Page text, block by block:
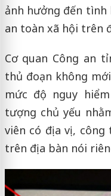
ảnh hưởng đến
an toàn xã hội trên
Cơ quan Công an
thủ đoạn không
mức độ nguy
tượng chủ yếu
viên có địa vị, công
trên địa bàn nói